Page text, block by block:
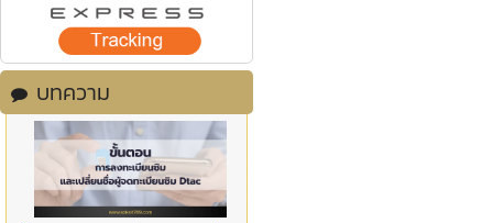
บทความ